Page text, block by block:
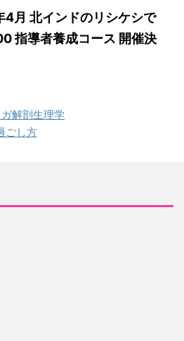
月 北インドのリシケシで
指導者養成コース 開催決
解剖生理学
ごし方